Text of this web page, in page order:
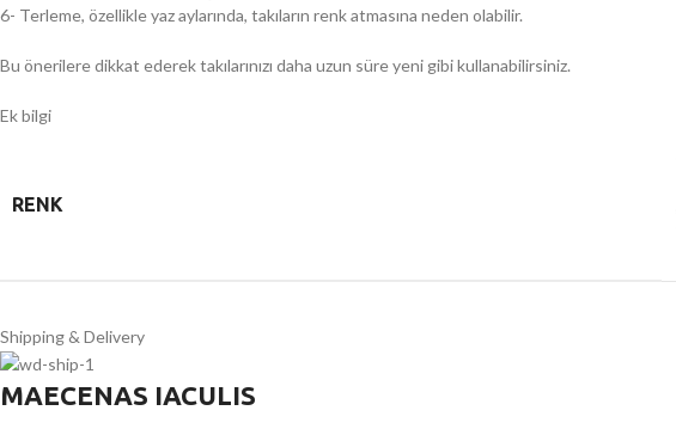
6- Terleme, özellikle yaz aylarında, takıların renk atmasına neden olabilir.
Bu önerilere dikkat ederek takılarınızı daha uzun süre yeni gibi kullanabilirsiniz.
Ek bilgi
RENK
Shipping & Delivery
MAECENAS IACULIS